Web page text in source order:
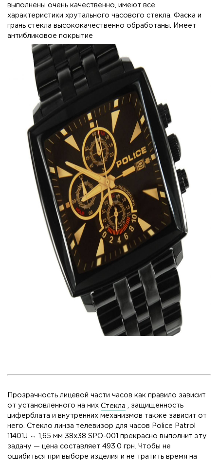
выполнены очень качественно, имеют все
характеристики хрутального часового стекла. Фаска и
грань стекла высококачественно обработаны. Имеет
антибликовое покрытие
Прозрачность лицевой части часов как правило зависит
от установленного на них Стекла , защищенность
циферблата и внутренних механизмов также зависит от
него. Стекло линза телевизор для часов Police Patrol
11401J ⇔ 1,65 мм 38х38 SPO-001 прекрасно выполнит эту
задачу — цена составляет 493.0 грн. Чтобы не
ошибиться при выборе изделия и не тратить время на